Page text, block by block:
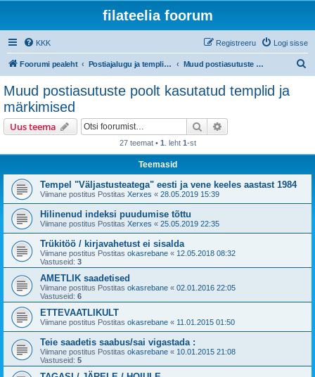
filateelia foorum
KKK Logi sisse
Registreeru
Foorumi pealeht Postiajalugu ja templijäljendite kogumine Muud postiasutuste poolt kasutatud templid ja märkimised
Muud postiasutuste poolt kasutatud templid ja
märkimised
Uus teema Otsi
27 teemat • 1 . leht 1-st
Teemasid
Tempel "Väljastusteatega" eesti ja vene keeles aastast 1984
Viimane postitus Postitas Xerxes « 28.05.2019 15:39
Hilinenud indeksi puudumise tõttu
Viimane postitus Postitas Xerxes « 25.05.2019 22:35
Trükitöö / kirjavahetust ei sisalda
Viimane postitus Postitas okasrebane « 12.05.2018 08:32
Vastuseid: 3
AMETLIK saadetised
Viimane postitus Postitas okasrebane « 02.01.2016 22:05
Vastuseid: 6
ETTEVAATLIKULT
Viimane postitus Postitas okasrebane « 11.01.2015 01:50
Teie saadetis saabus/sai vigastada :
Viimane postitus Postitas okasrebane « 10.01.2015 21:08
Vastuseid: 5